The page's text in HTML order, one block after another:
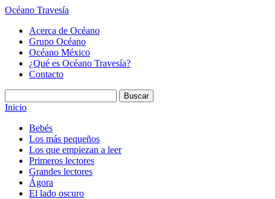
Océano Travesía
Acerca de Océano
Grupo Océano
Océano México
¿Qué es Océano Travesía?
Contacto
Inicio
Bebés
Los más pequeños
Los que empiezan a leer
Primeros lectores
Grandes lectores
Ágora
El lado oscuro